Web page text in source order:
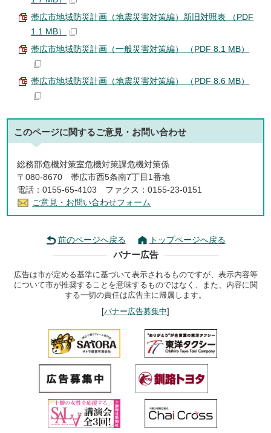
帯広市地域防災計画（地震災害対策編）新旧対照表 （PDF
1.1 MB）
帯広市地域防災計画（一般災害対策編） （PDF 8.1 MB）
帯広市地域防災計画（地震災害対策編） （PDF 8.6 MB）
このページに関するご意見・お問い合わせ
総務部危機対策室危機対策課危機対策係
〒080-8670 帯広市西5条南7丁目1番地
電話：0155-65-4103 ファクス：0155-23-0151
ご意見・お問い合わせフォーム
前のページへ戻る トップページへ戻る
バナー広告
広告は市が定める基準に基づいて表示されるものですが、表示内容等
について市が推奨することを意味するものではなく、また、内容に関
する一切の責任は広告主に帰属します。
[バナー広告募集中]